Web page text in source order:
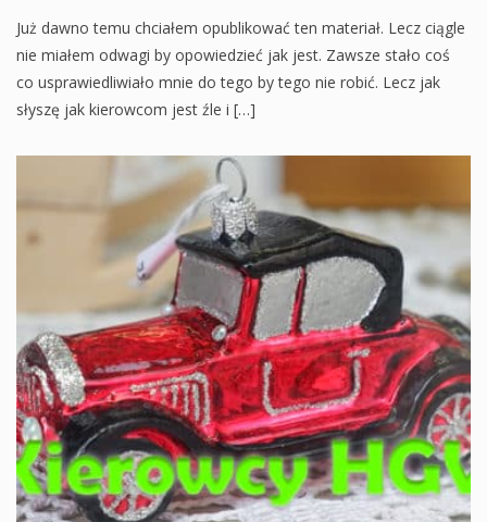
Już dawno temu chciałem opublikować ten materiał. Lecz ciągle
nie miałem odwagi by opowiedzieć jak jest. Zawsze stało coś
co usprawiedliwiało mnie do tego by tego nie robić. Lecz jak
słyszę jak kierowcom jest źle i […]